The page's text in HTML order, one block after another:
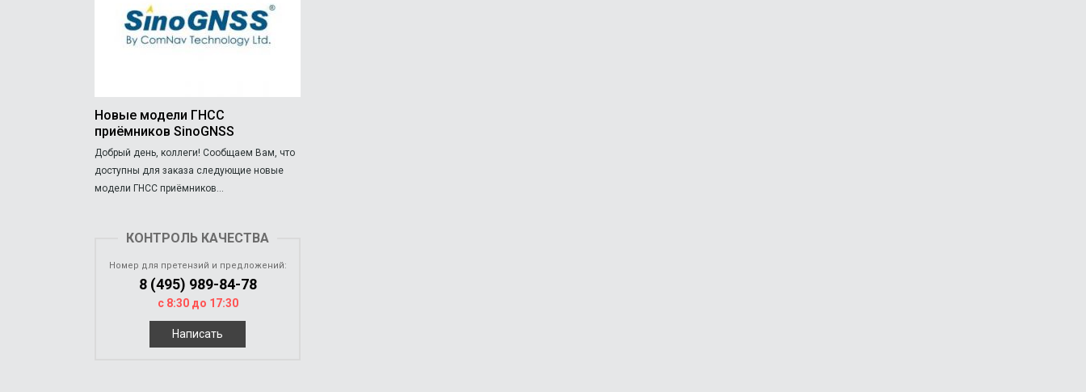
Новые модели ГНСС
приёмников SinoGNSS
Добрый день, коллеги! Сообщаем Вам, что
доступны для заказа следующие новые
модели ГНСС приёмников...
КОНТРОЛЬ КАЧЕСТВА
Номер для претензий и предложений:
8 (495) 989-84-78
с 8:30 до 17:30
Написать